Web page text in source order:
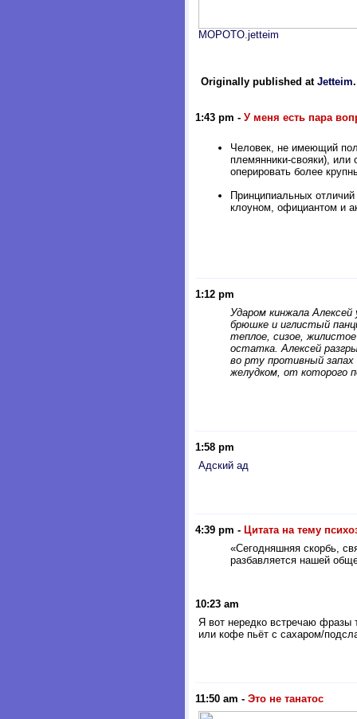
MOPOTO.jetteim
Originally published at Jetteim
1:43 pm - У меня есть пара
Человек, не имеющий
племянники-свояки), или
оперировать более
Принципиальных
клоуном, официантом и
1:12 pm
Ударом кинжала
брюшке и иглистый
теплое, сизое,
остатка. Алексей
во рту противный
желудком, от которого
1:58 pm
Адский ад
4:39 pm - Цитата на тему
«Сегодняшняя скорбь,
разбавляется нашей
10:23 am
Я вот нередко встречаю фразы
или кофе пьёт с сахаром/
11:50 am - Это не танатос